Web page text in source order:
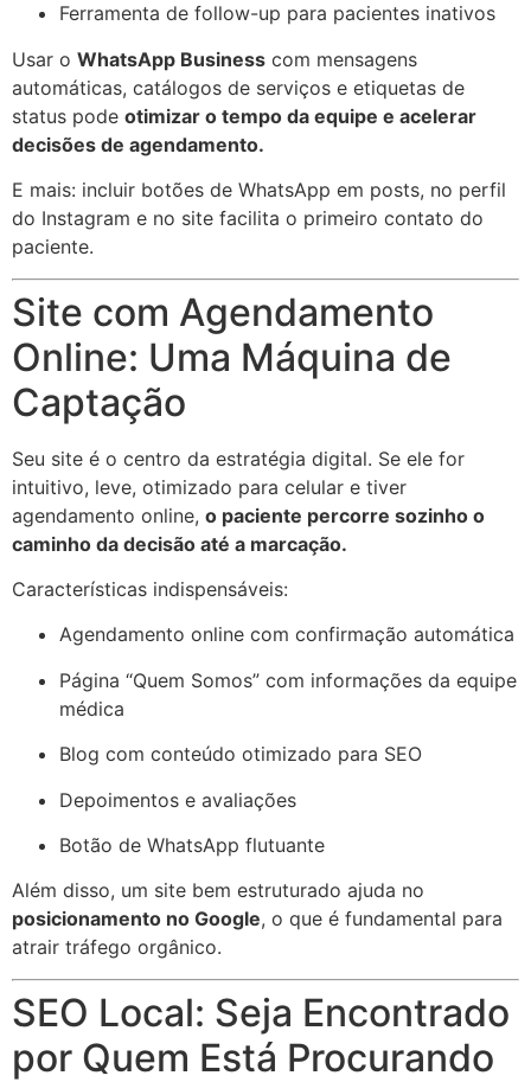
Ferramenta de follow-up para pacientes inativos
Usar o WhatsApp Business com mensagens
automáticas, catálogos de serviços e etiquetas de
status pode otimizar o tempo da equipe e acelerar
decisões de agendamento.
E mais: incluir botões de WhatsApp em posts, no perfil
do Instagram e no site facilita o primeiro contato do
paciente.
Site com Agendamento
Online: Uma Máquina de
Captação
Seu site é o centro da estratégia digital. Se ele for
intuitivo, leve, otimizado para celular e tiver
agendamento online, o paciente percorre sozinho o
caminho da decisão até a marcação.
Características indispensáveis:
Agendamento online com confirmação automática
Página “Quem Somos” com informações da equipe
médica
Blog com conteúdo otimizado para SEO
Depoimentos e avaliações
Botão de WhatsApp flutuante
Além disso, um site bem estruturado ajuda no
posicionamento no Google, o que é fundamental para
atrair tráfego orgânico.
SEO Local: Seja Encontrado
por Quem Está Procurando